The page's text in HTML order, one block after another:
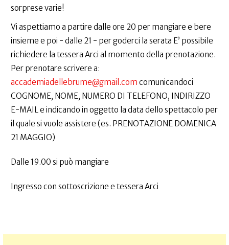
sorprese varie!
Vi aspettiamo a partire dalle ore 20 per mangiare e bere
insieme e poi - dalle 21 - per goderci la serata E’ possibile
richiedere la tessera Arci al momento della prenotazione.
Per prenotare scrivere a:
accademiadellebrume@gmail.com comunicandoci
COGNOME, NOME, NUMERO DI TELEFONO, INDIRIZZO
E-MAIL e indicando in oggetto la data dello spettacolo per
il quale si vuole assistere (es. PRENOTAZIONE DOMENICA
21 MAGGIO)
Dalle 19.00 si può mangiare
Ingresso con sottoscrizione e tessera Arci